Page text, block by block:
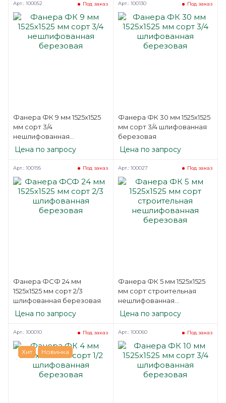
Фанера ФК 9 мм 1525х1525
мм сорт 3/4
нешлифованная
березовая
Под заказ
Арт.: 100052
Цена по запросу
Фанера ФК 30 мм 1525х1525
мм сорт 3/4 шлифованная
березовая
Под заказ
Арт.: 100130
Цена по запросу
Фанера ФСФ 24 мм
1525х1525 мм сорт 2/3
шлифованная березовая
Под заказ
Арт.: 100195
Цена по запросу
Фанера ФК 5 мм 1525х1525
мм сорт строительная
нешлифованная
березовая
Под заказ
Арт.: 100027
Цена по запросу
Хит Новинка
Под заказ
Арт.: 100010 Под заказ
Арт.: 100060